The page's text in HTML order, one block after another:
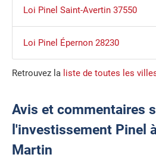
Loi Pinel Saint-Avertin 37550
Loi Pinel Épernon 28230
Retrouvez la liste de toutes les
Avis et commentaires
l'investissement Pinel
Martin